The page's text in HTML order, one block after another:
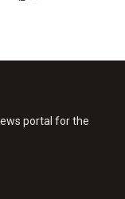
portal for the